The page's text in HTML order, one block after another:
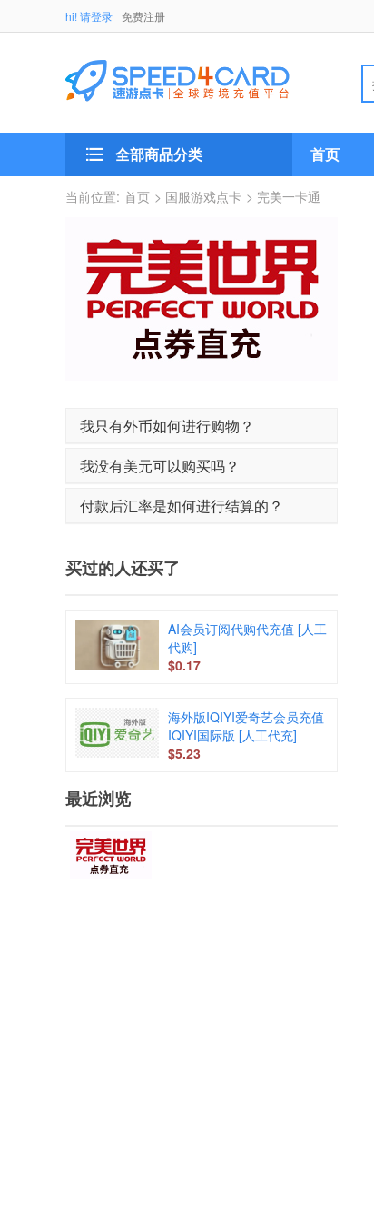
hi! 请登录 免费注册
全部商品分类 首页
当前位置: 首页 > 国服游戏点卡 > 完美一卡通
我只有外币如何进行购物？
我没有美元可以购买吗？
付款后汇率是如何进行结算的？
买过的人还买了
AI会员订阅代购代充值 [人工
代购]
$0.17
海外版IQIYI爱奇艺会员充值
IQIYI国际版 [人工代充]
$5.23
最近浏览